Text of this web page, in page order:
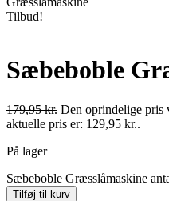
Tilbud!
Sæbeboble
179,95kr. Den oprindelige pris
aktuelle pris er: 129,95 kr..
På lager
Sæbeboble Græsslåmaskine
Tilføj til kurv